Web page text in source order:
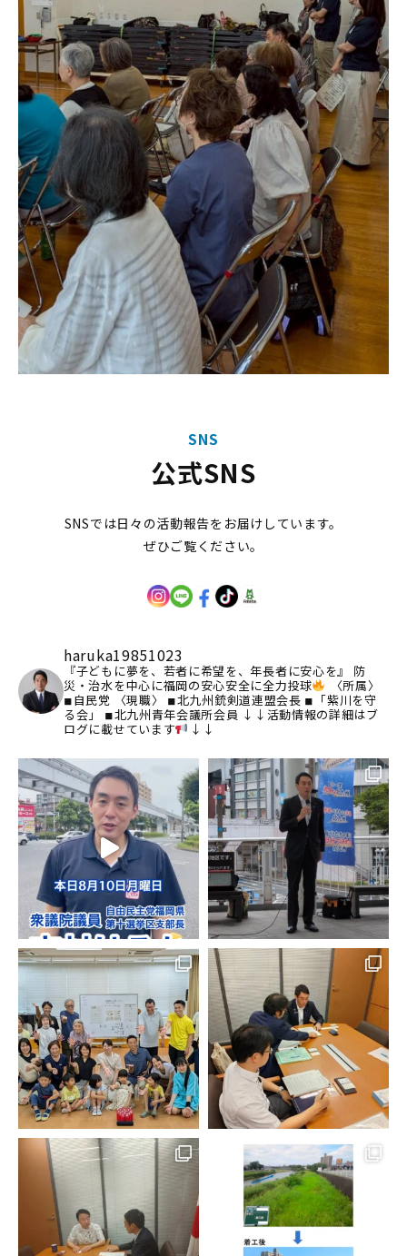
SNS
公式SNS
SNSでは日々の活動報告をお届けしています。
ぜひご覧ください。
haruka19851023
『子どもに夢を、若者に希望を、年長者に安心を』
防
災・治水を中心に福岡の安心安全に全力投球
〈所属〉
◾︎自民党 〈現職〉 ◾︎北九州銃剣道連盟会長 ◾︎「紫川を守
る会」
◾︎北九州青年会議所会員 ↓↓活動情報の詳細はブ
ログに載せています
↓↓